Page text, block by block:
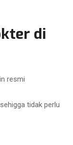
di
resmi
tidak perlu